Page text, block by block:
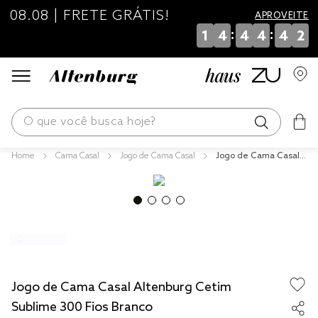
08.08 | FRETE GRÁTIS! APROVEITE
1 4 : 4 4 : 4 2
O que você busca hoje?
Cama Casal Jogo de Cama Casal
Jogo de Cama Casal
Jogo de Cama Casal Altenburg Cetim
Sublime 300 Fios Branco
travesseiro